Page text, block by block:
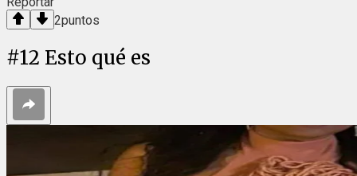
2puntos
#12 Esto qué es